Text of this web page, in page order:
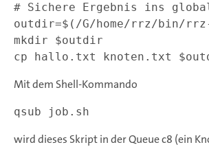
# Sichere Ergebnis ins
outdir=$(/G/home/rrz/bin/
mkdir $outdir
Mit dem Shell-Kommando
wird dieses Skript in der Queue c8 (ein